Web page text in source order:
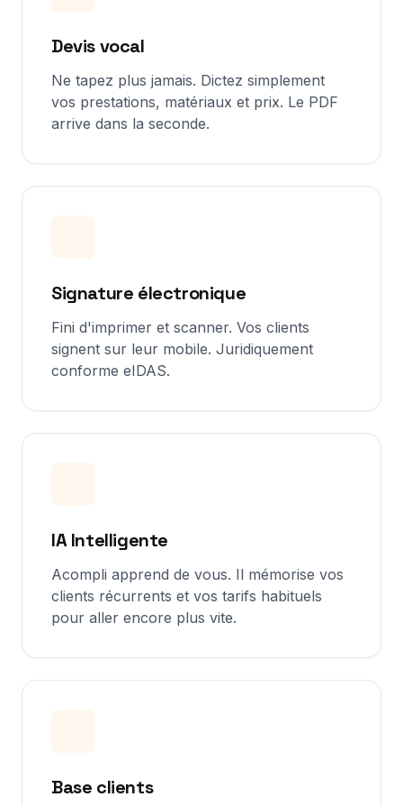
Devis vocal
Ne tapez plus jamais. Dictez simplement
vos prestations, matériaux et prix. Le PDF
arrive dans la seconde.
Signature électronique
Fini d'imprimer et scanner. Vos clients
signent sur leur mobile. Juridiquement
conforme eIDAS.
IA Intelligente
Acompli apprend de vous. Il mémorise vos
clients récurrents et vos tarifs habituels
pour aller encore plus vite.
Base clients